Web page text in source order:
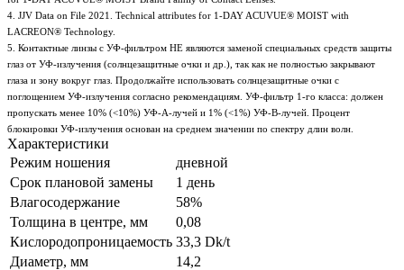
4. JJV Data on File 2021. Technical attributes for 1-DAY ACUVUE® MOIST with
LACREON® Technology.
5. Контактные линзы с УФ-фильтром НЕ являются заменой специальных средств защиты
глаз от УФ-излучения (солнцезащитные очки и др.), так как не полностью закрывают
глаза и зону вокруг глаз. Продолжайте использовать солнцезащитные очки с
поглощением УФ-излучения согласно рекомендациям. УФ-фильтр 1-го класса: должен
пропускать менее 10% (<10%) УФ-А-лучей и 1% (<1%) УФ-В-лучей. Процент
блокировки УФ-излучения основан на среднем значении по спектру длин волн.
Характеристики
Режим ношения
дневной
Срок плановой замены
1 день
Влагосодержание
58%
Толщина в центре, мм
0,08
Кислородопроницаемость 33,3 Dk/t
Диаметр, мм
14,2